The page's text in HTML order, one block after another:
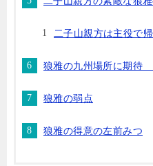
二子山親方は主役で
狼雅の九州場所に期
狼雅の弱点
狼雅の得意の左前みつ